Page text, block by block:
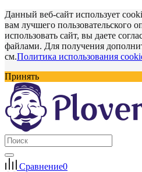
Данный веб-сайт использует
вам лучшего пользовательского
использовать сайт, вы даете
файлами. Для получения
см.Политика использования
Принять
Сравнение0